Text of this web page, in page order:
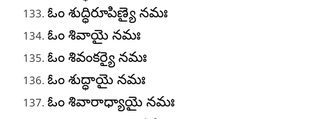
ఓం శుద్ధిరూపిణ్యై నమః
ఓం శివాయై నమః
ఓం శివంకర్యై నమః
ఓం శుద్ధాయై నమః
ఓం శివారాధ్యాయై నమః